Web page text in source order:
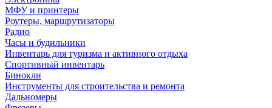
МФУ и принтеры
Роутеры, маршрутизаторы
Радио
Часы и будильники
Инвентарь для туризма и активного отдыха
Спортивный инвентарь
Бинокли
Инструменты для строительства и ремонта
Дальномеры